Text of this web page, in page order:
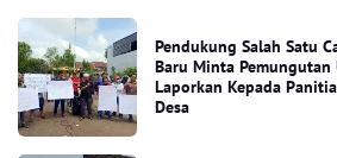
Pendukung Salah Satu
Baru Minta Pemungutan
Laporkan Kepada
Desa